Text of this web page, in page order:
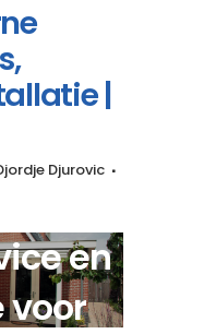
|
Djurovic
en